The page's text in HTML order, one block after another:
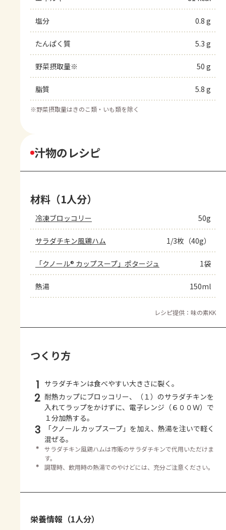
塩分 0.8 g
たんぱく質 5.3 g
野菜摂取量※ 50 g
脂質 5.8 g
※野菜摂取量はきのこ類・いも類を除く
汁物のレシピ
材料（1人分）
冷凍ブロッコリー 50g
サラダチキン風鶏ハム 1/3枚（40g）
「クノール® カップスープ」ポタージュ 1袋
熱湯 150ml
レシピ提供：味の素KK
つくり方
1 サラダチキンは食べやすい大きさに裂く。
2 耐熱カップにブロッコリー、（１）のサラダチキンを
入れてラップをかけずに、電子レンジ（６００Ｗ）で
１分加熱する。
3
「クノール カップスープ」を加え、熱湯を注いで軽く
混ぜる。
＊
サラダチキン風鶏ハムは市販のサラダチキンで代用いただけま
す。
＊
調理時、飲用時の熱湯でのやけどには、充分ご注意ください。
栄養情報（1人分）